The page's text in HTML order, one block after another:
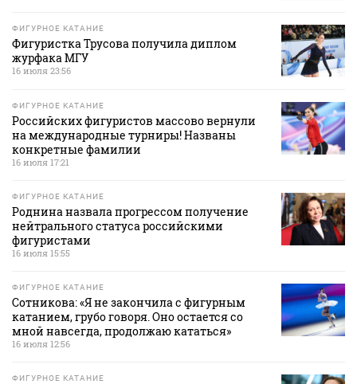
ФИГУРНОЕ КАТАНИЕ
Фигуристка Трусова получила диплом
журфака МГУ
16 июля 23:56
ФИГУРНОЕ КАТАНИЕ
Российских фигуристов массово вернули
на международные турниры! Названы
конкретные фамилии
16 июля 17:21
ФИГУРНОЕ КАТАНИЕ
Роднина назвала прогрессом получение
нейтрального статуса российскими
фигуристами
16 июля 15:55
ФИГУРНОЕ КАТАНИЕ
Сотникова: «Я не закончила с фигурным
катанием, грубо говоря. Оно остается со
мной навсегда, продолжаю кататься»
16 июля 12:56
ФИГУРНОЕ КАТАНИЕ